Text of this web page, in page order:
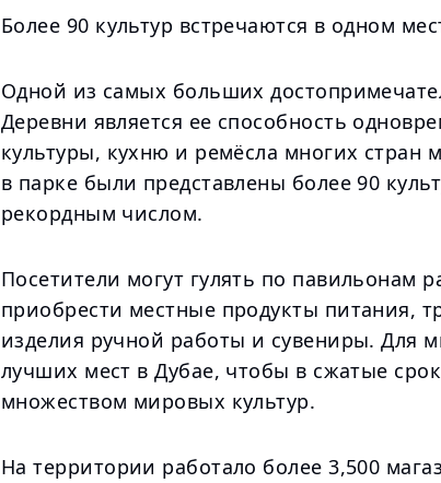
Более 90 культур встречаются в одном
Одной из самых больших
Деревни является ее способность
культуры, кухню и ремёсла многих стран
в парке были представлены более 90
рекордным числом.
Посетители могут гулять по павильонам
приобрести местные продукты питания,
изделия ручной работы и сувениры. Для
лучших мест в Дубае, чтобы в сжатые
множеством мировых культур.
На территории работало более 3,500